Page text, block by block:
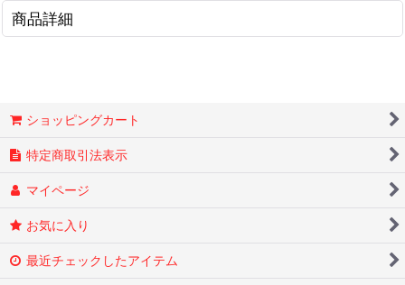
商品詳細
ショッピングカート
特定商取引法表示
マイページ
お気に入り
最近チェックしたアイテム